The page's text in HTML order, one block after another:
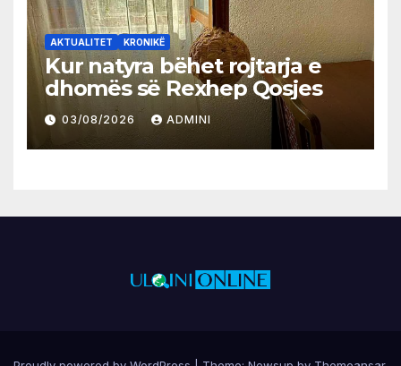
AKTUALITET KRONIKË
Kur natyra bëhet rojtarja e
dhomës së Rexhep Qosjes
03/08/2026 ADMINI